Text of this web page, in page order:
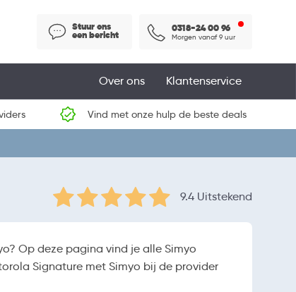
Stuur ons
een bericht
0318-24 00 96
Morgen vanaf 9 uur
Klantenservice
Over ons
Vind met onze hulp de beste deals
9.4 Uitstekend
Op deze pagina vind je alle Simyo
Signature met Simyo bij de provider